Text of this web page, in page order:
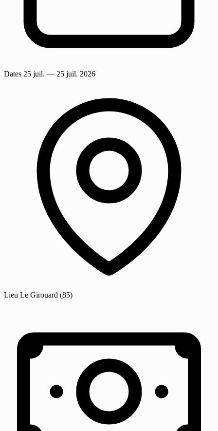
Dates 25 juil. — 25 juil. 2026
Lieu Le Girouard (85)